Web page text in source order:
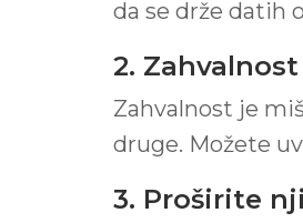
da se drže datih
2.
Zahvalnost je
druge. Možete
3. Proširite